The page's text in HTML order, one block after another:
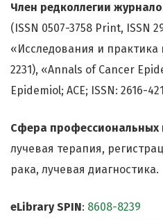
Член редколлегии
(ISSN 0507-3758 Print, ISSN
«Исследования и практика
2231), «Annals of Cancer
Epidemiol; ACE; ISSN: 2616-
Сфера профессиональных
лучевая терапия,
рака, лучевая диагностика.
eLibrary SPIN: 8608-8239